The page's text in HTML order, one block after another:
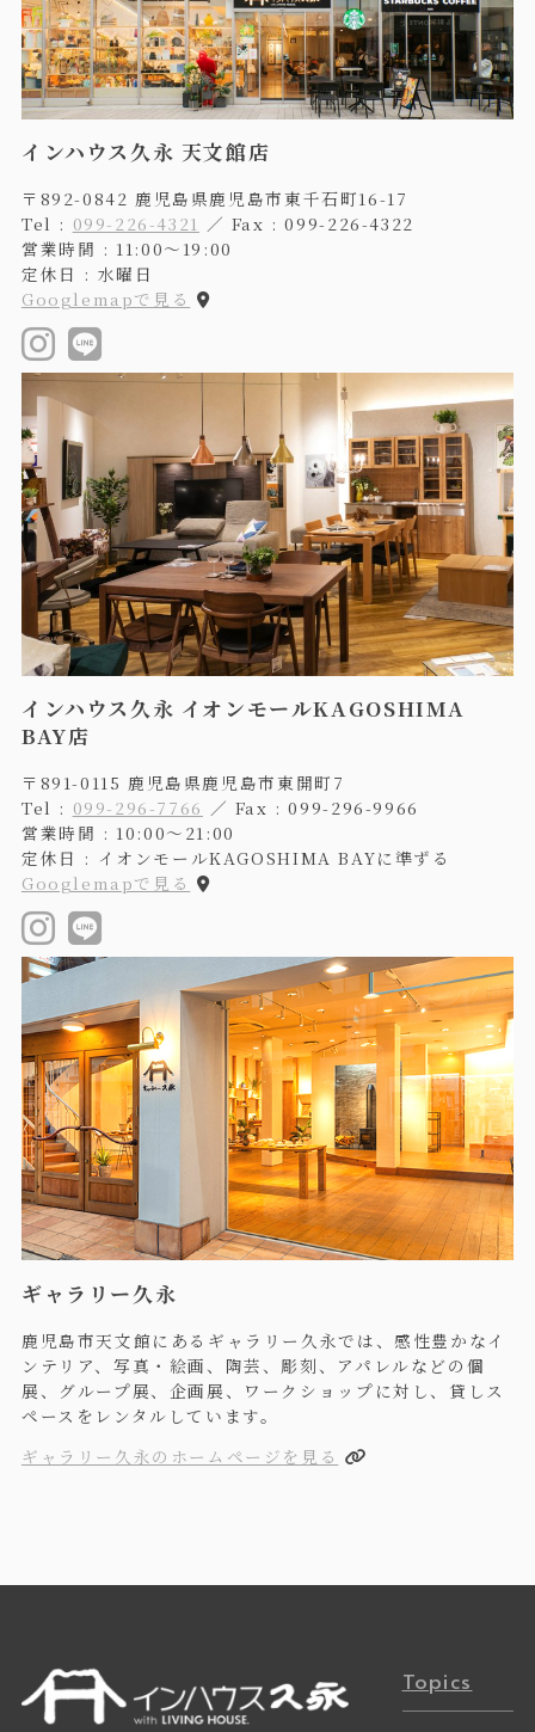
インハウス久永 天文館店
〒892-0842 鹿児島県鹿児島市東千石町16-17
Tel : 099-226-4321 ／ Fax : 099-226-4322
営業時間 : 11:00〜19:00
定休日 : 水曜日
Googlemapで見る
インハウス久永 イオンモールKAGOSHIMA
BAY店
〒891-0115 鹿児島県鹿児島市東開町7
Tel : 099-296-7766 ／ Fax : 099-296-9966
営業時間 : 10:00〜21:00
定休日 : イオンモールKAGOSHIMA BAYに準ずる
Googlemapで見る
ギャラリー久永
鹿児島市天文館にあるギャラリー久永では、感性豊かなイ
ンテリア、写真・絵画、陶芸、彫刻、アパレルなどの個
展、グループ展、企画展、ワークショップに対し、貸しス
ペースをレンタルしています。
ギャラリー久永のホームページを見る
Topics